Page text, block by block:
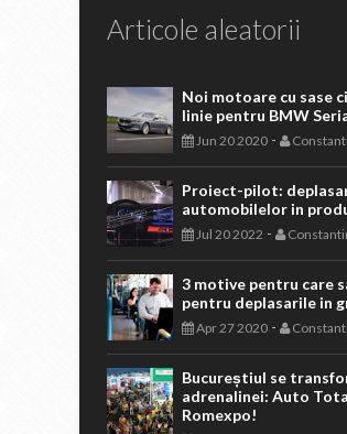
Articole aleatorii
Noi motoare cu sase
linie pentru BMW
Jun 20 2020 -
Proiect-pilot:
automobilelor in
Jul 20 2022 -
3 motive pentru care
pentru deplasarile in
Apr 27 2020 -
Bucureștiul se
adrenalinei: Auto
Romexpo!